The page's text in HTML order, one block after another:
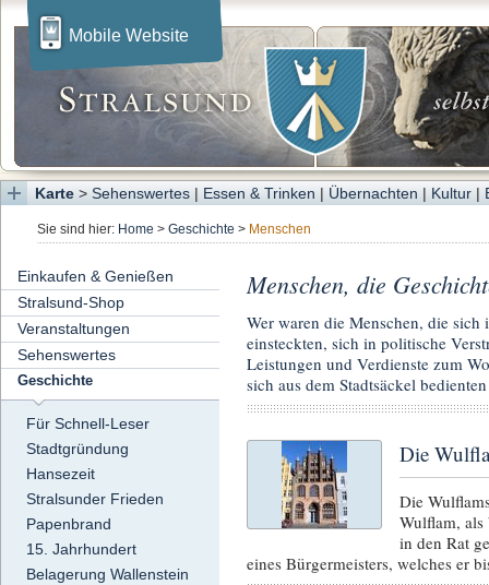
Mobile Website
Karte > Sehenswertes | Essen & Trinken | Übernachten | Kultur |
Sie sind hier: Home > Geschichte > Menschen
Einkaufen & Genießen
Stralsund-Shop
Veranstaltungen
Sehenswertes
Geschichte
Für Schnell-Leser
Stadtgründung
Hansezeit
Stralsunder Frieden
Papenbrand
15. Jahrhundert
Belagerung Wallenstein
Menschen, die
Wer waren die Menschen, die
einsteckten, sich in politische
Leistungen und Verdienste zum
sich aus dem Stadtsäckel
Die
Die
Wulflam, als
in den Rat
eines Bürgermeisters, welches er